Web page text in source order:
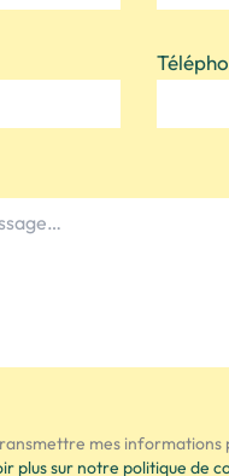
mes
plus sur notre politique de